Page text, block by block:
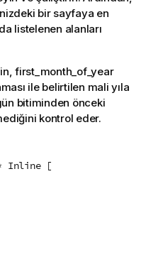
bir sayfaya en
listelenen alanları
first_month_of_year
ile belirtilen mali yıla
bitiminden önceki
kontrol eder.
* Inline [